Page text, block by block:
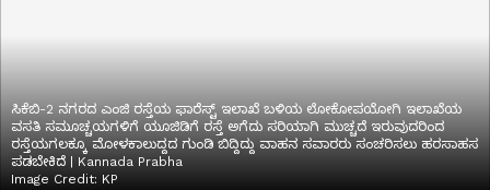
ಸಿಕೆಬಿ-2 ನಗರದ ಎಂಜಿ ರಸ್ತೆಯ ಫಾರೆಸ್ಟ್‌ ಇಲಾಖೆ ಬಳಿಯ ಲೋಕೋಪಯೋಗಿ ಇಲಾಖೆಯ
ವಸತಿ ಸಮೂಚ್ಚಯಗಳಿಗೆ ಯೂಜಿಡಿಗೆ ರಸ್ತೆ ಅಗೆದು ಸರಿಯಾಗಿ ಮುಚ್ಚದೆ ಇರುವುದರಿಂದ
ರಸ್ತೆಯಗಲಕ್ಕೂ ಮೋಳಕಾಲುದ್ದದ ಗುಂಡಿ ಬಿದ್ದಿದ್ದು ವಾಹನ ಸವಾರರು ಸಂಚರಿಸಲು ಹರಸಾಹಸ
ಪಡಬೇಕಿದೆ | Kannada Prabha
Image Credit: KP